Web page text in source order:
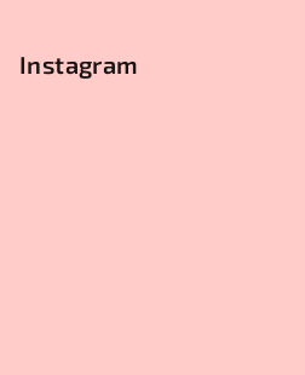
Instagram